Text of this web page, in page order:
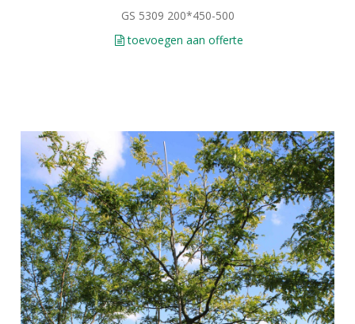
GS 5309 200*450-500
toevoegen aan offerte